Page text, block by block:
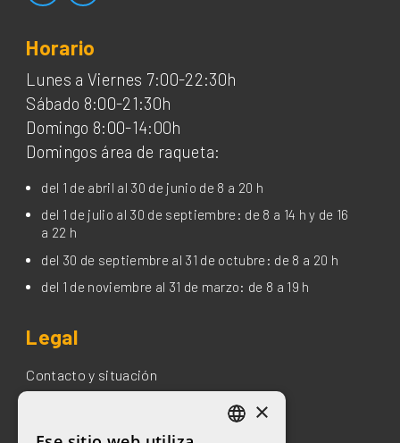
Horario
Lunes a Viernes 7:00-22:30h
Sábado 8:00-21:30h
Domingo 8:00-14:00h
Domingos área de raqueta:
del 1 de abril al 30 de junio de 8 a 20 h
del 1 de julio al 30 de septiembre: de 8 a 14 h y de 16
a 22 h
del 30 de septiembre al 31 de octubre: de 8 a 20 h
del 1 de noviembre al 31 de marzo: de 8 a 19 h
Legal
Contacto y situación
×